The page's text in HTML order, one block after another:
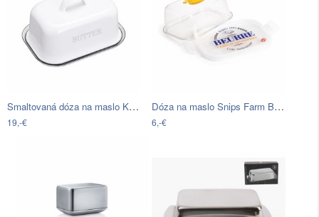
Smaltovaná dóza na maslo Kitchen Craft…
19,-€
Dóza na maslo Snips Farm Butter
6,-€